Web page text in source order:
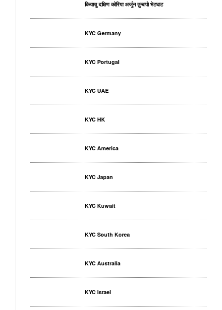
कियाचु दक्षिण कोरिया अर्जुन तुम्बापो भेटघाट
KYC Germany
KYC Portugal
KYC UAE
KYC HK
KYC America
KYC Japan
KYC Kuwait
KYC South Korea
KYC Australia
KYC Israel